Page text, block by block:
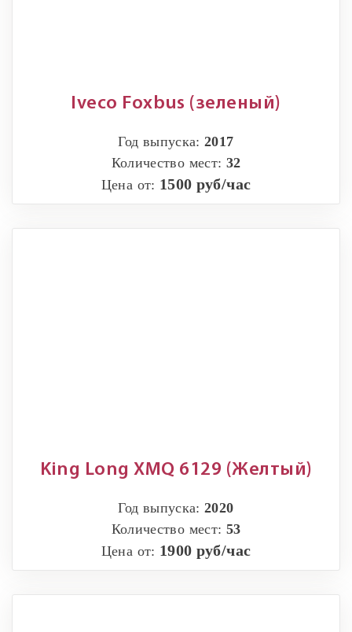
Iveco Foxbus (зеленый)
Год выпуска:2017
Количество мест: 32
Цена от: 1500 руб/час
King Long XMQ 6129 (Желтый)
Год выпуска:2020
Количество мест: 53
Цена от: 1900 руб/час